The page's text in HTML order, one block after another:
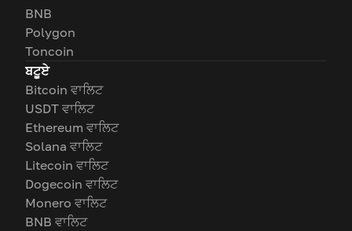
BNB
Polygon
Toncoin
ਬਟੂਏ
Bitcoin ਵਾਲਿਟ
USDT ਵਾਲਿਟ
Ethereum ਵਾਲਿਟ
Solana ਵਾਲਿਟ
Litecoin ਵਾਲਿਟ
Dogecoin ਵਾਲਿਟ
Monero ਵਾਲਿਟ
BNB ਵਾਲਿਟ